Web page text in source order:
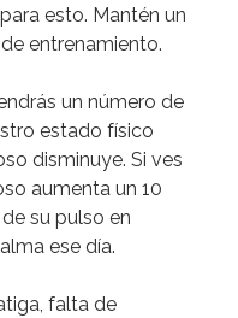
esto. Mantén un
entrenamiento.
un número de
estado físico
disminuye. Si ves
aumenta un 10
su pulso en
ese día.
falta de